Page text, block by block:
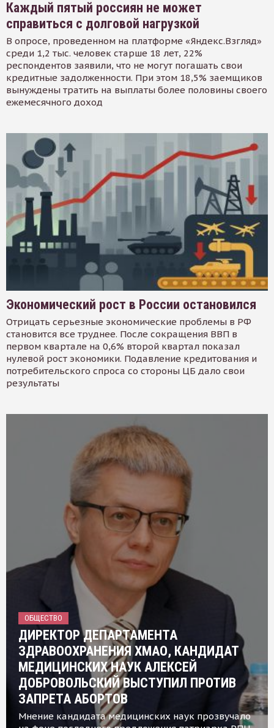
Каждый пятый россиян не может
справиться с долговой нагрузкой
В опросе, проведенном на платформе «Яндекс.Взгляд»
среди 1,2 тыс. человек старше 18 лет, 22%
респондентов заявили, что не могут погашать свои
кредитные задолженности. При этом 18,5% заемщиков
вынуждены тратить на выплаты более половины своего
ежемесячного доход
Экономический рост в России остановился
Отрицать серьезные экономические проблемы в РФ
становится все труднее. После сокращения ВВП в
первом квартале на 0,6% второй квартал показал
нулевой рост экономики. Подавление кредитования и
потребительского спроса со стороны ЦБ дало свои
результаты
ОБЩЕСТВО
ДИРЕКТОР ДЕПАРТАМЕНТА
ЗДРАВООХРАНЕНИЯ ХМАО, КАНДИДАТ
МЕДИЦИНСКИХ НАУК АЛЕКСЕЙ
ДОБРОВОЛЬСКИЙ ВЫСТУПИЛ ПРОТИВ
ЗАПРЕТА АБОРТОВ
Мнение кандидата медицинских наук прозвучало